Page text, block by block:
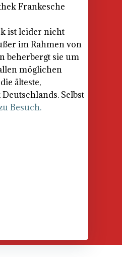
Frankesche
ist leider nicht
im Rahmen von
beherbergt sie um
möglichen
älteste,
Selbst
Besuch.